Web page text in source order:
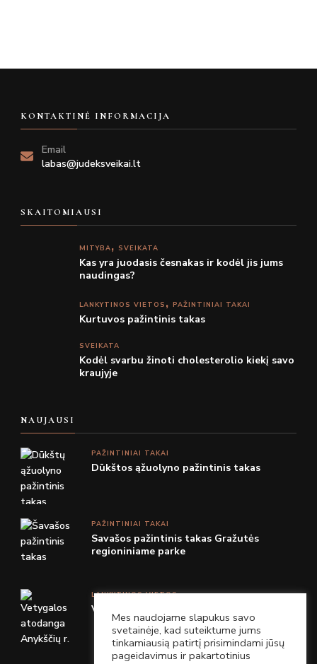
KONTAKTINĖ INFORMACIJA
Email
labas@judeksveikai.lt
SKAITOMIAUSI
MITYBA SVEIKATA
Kas yra juodasis česnakas ir kodėl jis jums
naudingas?
LANKYTINOS VIETOS PAŽINTINIAI TAKAI
Kurtuvos pažintinis takas
SVEIKATA
Kodėl svarbu žinoti cholesterolio kiekį savo
kraujyje
NAUJAUSI
PAŽINTINIAI TAKAI
Dūkštos ąžuolyno pažintinis takas
PAŽINTINIAI TAKAI
Savašos pažintinis takas Gražutės
regioniniame parke
LANKYTINOS VIETOS
Vetygalos atodanga Anykščių r.
Mes naudojame slapukus savo
svetainėje, kad suteiktume jums
tinkamiausią patirtį prisimindami jūsų
pageidavimus ir pakartotinius